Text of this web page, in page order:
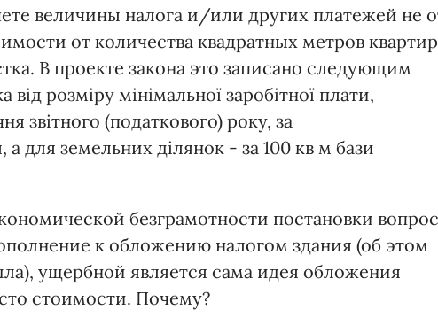
величины налога и/или других платежей не
от количества квадратных метров
В проекте закона это записано следующим
розміру мінімальної заробітної плати,
звітного (податкового) року, за
а для земельних ділянок - за 100 кв м бази
безграмотности постановки
к обложению налогом здания (об этом
ущербной является сама идея обложения
стоимости. Почему?